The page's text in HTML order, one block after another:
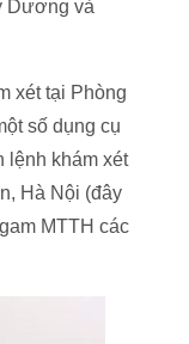
Dương và
xét tại Phòng
số dụng cụ
lệnh khám xét
Hà Nội (đây
MTTH các